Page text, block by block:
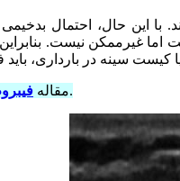
این حال، احتمال بدخیمی
غیرممکن نیست.
*مقالهرا مطالعه کنید.